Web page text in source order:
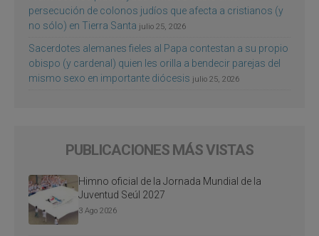
persecución de colonos judíos que afecta a cristianos (y
no sólo) en Tierra Santa julio 25, 2026
Sacerdotes alemanes fieles al Papa contestan a su propio
obispo (y cardenal) quien les orilla a bendecir parejas del
mismo sexo en importante diócesis julio 25, 2026
PUBLICACIONES MÁS VISTAS
Himno oficial de la Jornada Mundial de la
Juventud Seúl 2027
3 Ago 2026